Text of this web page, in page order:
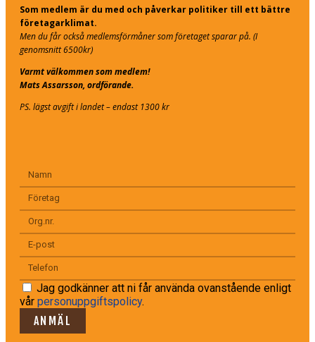
Som medlem är du med och påverkar politiker till ett bättre
företagarklimat.
Men du får också medlemsförmåner som företaget sparar på. (I
genomsnitt 6500kr)
Varmt välkommen som medlem!
Mats Assarsson, ordförande.
PS. lägst avgift i landet – endast 1300 kr
Jag godkänner att ni får använda ovanstående enligt
vår personuppgiftspolicy.
ANMÄL